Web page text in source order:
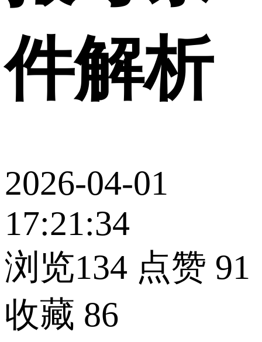
件解析
2026-04-01
17:21:34
浏览134 点赞 91
收藏 86